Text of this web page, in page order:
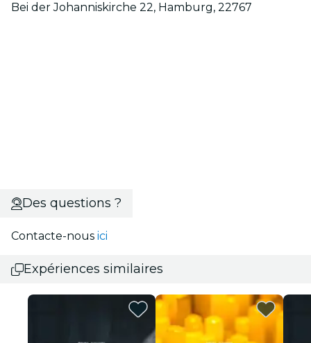
Bei der Johanniskirche 22, Hamburg, 22767
Des questions ?
Contacte-nous ici
Expériences similaires